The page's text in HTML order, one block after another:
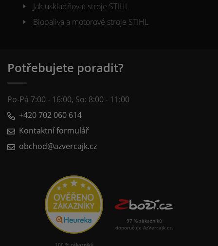
Jak uskladňovat stroje STIHL
Biopaliva a motorové stroje STIHL
Potřebujete poradit?
Po-Pá 7:00 - 16:00, So: 8:00 - 11:00
+420 702 060 614
Kontaktní formulář
obchod@azvercajk.cz
100 % zákazníků
97 % zákazníků
doporučuje AzVercajk.cz.